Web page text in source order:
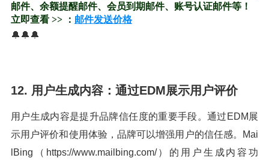
邮件、余额提醒邮件、会员到期邮件、账号认证邮件等！
立即查看 >> ： 邮件发送价格
🔔🔔🔔
12. 用户生成内容：通过EDM展示用户评价
用户生成内容是提升品牌信任度的重要手段。通过EDM展
示用户评价和使用体验，品牌可以增强用户的信任感。Mai
lBing（https://www.mailbing.com/）的用户生成内容功